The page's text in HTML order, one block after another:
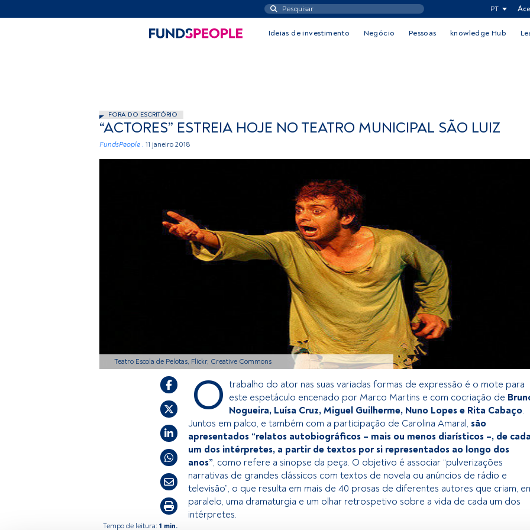
PT
Ideias de investimento Negócio Pessoas knowledge Hub
FORA DO ESCRITÓRIO
“ACTORES” ESTREIA HOJE NO TEATRO MUNICIPAL SÃO LUIZ
FundsPeople . 11 janeiro 2018
Teatro Escola de Pelotas, Flickr, Creative Commons
Tempo de leitura: 1 min.
O trabalho do ator nas suas variadas formas de expressão é o mote para
este espetáculo encenado por Marco Martins e com cocriação de
Nogueira, Luísa Cruz, Miguel Guilherme, Nuno Lopes e Rita Cabaço.
Juntos em palco, e também com a participação de Carolina Amaral, são
apresentados “relatos autobiográficos – mais ou menos diarísticos –, de cada
um dos intérpretes, a partir de textos por si representados ao longo dos
anos”, como refere a sinopse da peça. O objetivo é associar “pulverizações
narrativas de grandes clássicos com textos de novela ou anúncios de rádio e
televisão”, o que resulta em mais de 40 prosas de diferentes autores que criam,
paralelo, uma dramaturgia e um olhar retrospetivo sobre a vida de cada um dos
intérpretes.